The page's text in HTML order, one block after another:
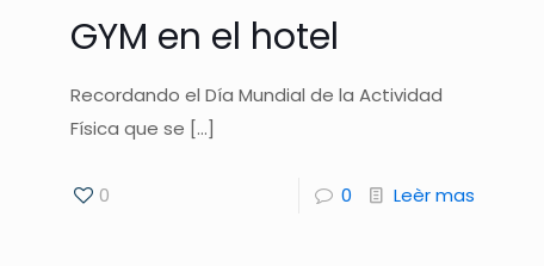
GYM en el hotel
Recordando el Día Mundial de la Actividad
Física que se […]
0 0 Leèr mas